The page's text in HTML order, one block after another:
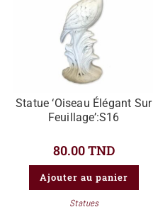
Statue ‘Oiseau Élégant Sur
Feuillage’:S16
80.00TND
Ajouter au panier
Statues